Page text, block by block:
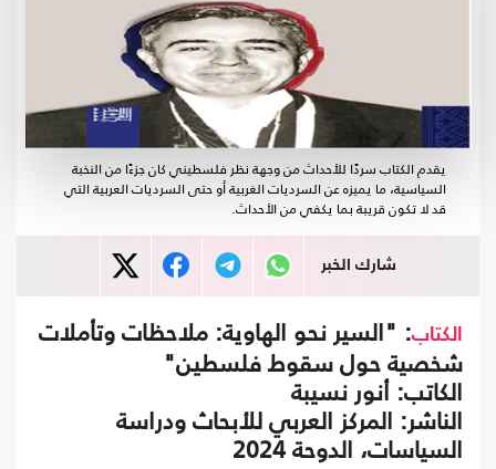
يقدم الكتاب سردًا للأحداث من وجهة نظر فلسطيني كان جزءًا من النخبة
السياسية، ما يميزه عن السرديات الغربية أو حتى السرديات العربية التي
قد لا تكون قريبة بما يكفي من الأحداث.
شارك الخبر
الكتاب: "السير نحو الهاوية: ملاحظات وتأملات
شخصية حول سقوط فلسطين"
الكاتب: أنور نسيبة
الناشر: المركز العربي للأبحاث ودراسة
السياسات، الدوحة 2024